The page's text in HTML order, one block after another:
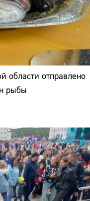
области отправлено
рыбы